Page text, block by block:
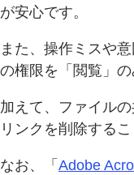
が安心です。
また、操作ミスや
の権限を「閲覧」の
加えて、ファイル
リンクを削除する
なお、「 Adobe